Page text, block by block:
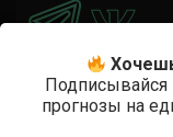
Анонимнок
Подписывайся
прогнозы на